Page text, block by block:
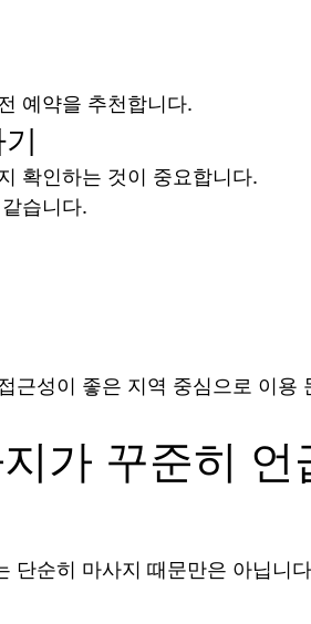
예약을 추천합니다.
확인하는 것이 중요합니다.
습니다.
근성이 좋은 지역 중심으로 이용
가 꾸준히 언
단순히 마사지 때문만은 아닙니